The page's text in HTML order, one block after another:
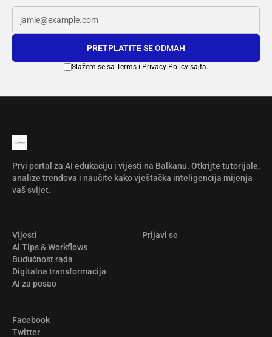
PRETPLATITE SE ODMAH
Slažem se sa Terms i Privacy Policy sajta.
Prvi portal za AI edukaciju i vijesti na Balkanu. Otkrijte tutorijale,
analize trendova i naučite kako vještačka inteligencija mijenja
vaš svijet.
Vijesti
Ai Tips & Workflows
Budućnost rada
Digitalna transformacija
AI za posao
Prijavi se
Facebook
Twitter